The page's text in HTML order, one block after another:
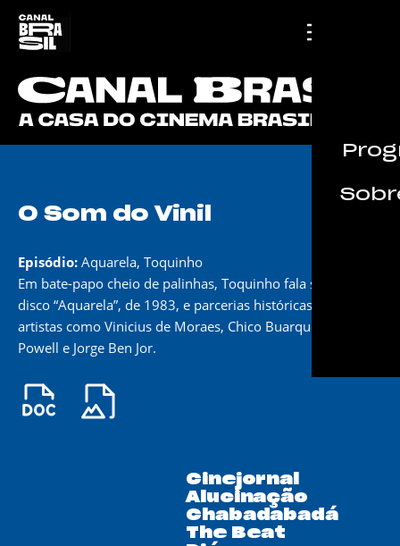
O Som do Vinil
Episódio: Aquarela, Toquinho
Em bate-papo cheio de palinhas, Toquinho fala sobre o
disco “Aquarela”, de 1983, e parcerias históricas com
artistas como Vinicius de Moraes, Chico Buarque, Baden
Powell e Jorge Ben Jor.
Cinejornal
Alucinação
Chabadabadá
The Beat